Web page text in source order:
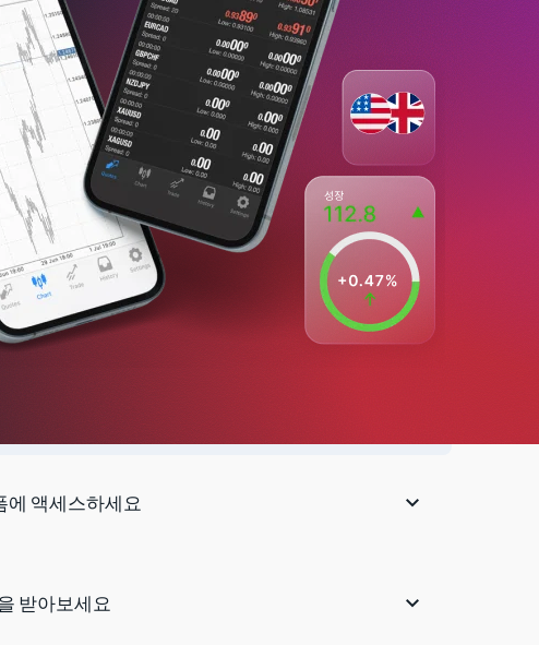
에 대한 안정적인 접근 확보 
에 액세스하세요 
받아보세요 